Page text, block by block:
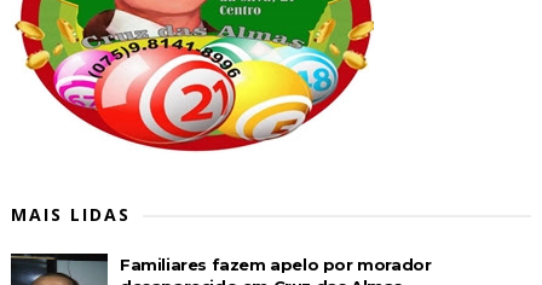
MAIS LIDAS
Familiares fazem apelo por morador